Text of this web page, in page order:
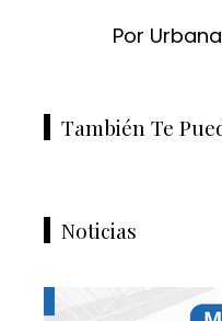
Por
También Te
Noticias